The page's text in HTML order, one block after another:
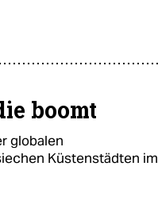
boomt
globalen
Küstenstädten im